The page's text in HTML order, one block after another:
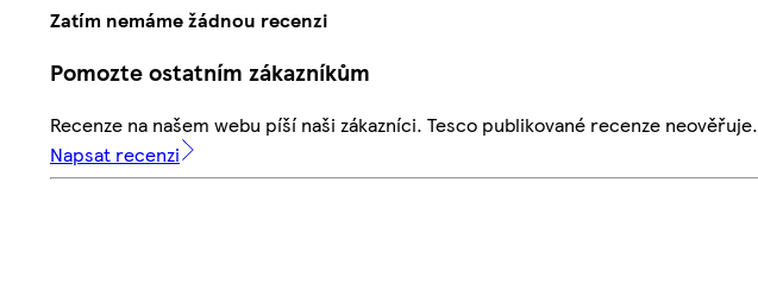
Zatím nemáme žádnou recenzi
Pomozte ostatním zákazníkům
Recenze na našem webu píší naši zákazníci. Tesco publikované recenze neověřuje.
Napsat recenzi